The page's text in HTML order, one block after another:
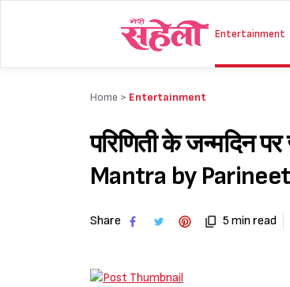
Entertainment
Home > Entertainment
परिणिती के जन्मदिन
Mantra by
Share 5 min read